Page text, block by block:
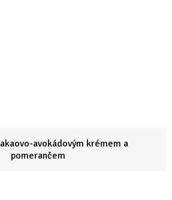
avokádovým krémem a
pomerančem